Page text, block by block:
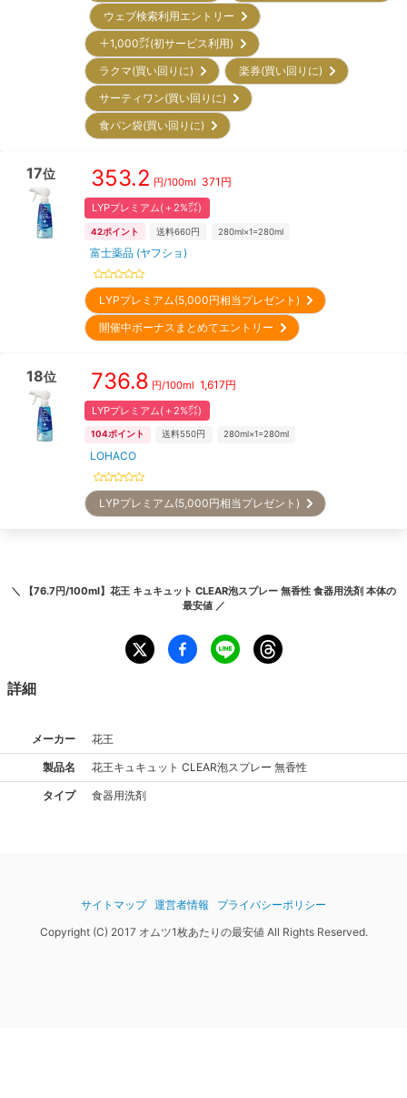
ウェブ検索利用エントリー
＋1,000㌽(初サービス利用)
ラクマ(買い回りに)
楽券(買い回りに)
サーティワン(買い回りに)
食パン袋(買い回りに)
17位 353.2 円/100ml 371 円
LYPプレミアム(＋2%㌽)
42ポイント 送料660円 280ml×1=280ml
富士薬品 (ヤフショ)
LYPプレミアム(5,000円相当プレゼント)
開催中ボーナスまとめてエントリー
18位 736.8 円/100ml 1,617円
LYPプレミアム(＋2%㌽)
104ポイント 送料550円 280ml×1=280ml
LOHACO
LYPプレミアム(5,000円相当プレゼント)
＼ 【76.7円/100ml】花王 キュキュット CLEAR泡スプレー 無香性 食器用洗剤 本体の
最安値 ／
詳細
メーカー 花王
製品名 花王キュキュット CLEAR泡スプレー 無香性
タイプ 食器用洗剤
サイトマップ 運営者情報
プライバシーポリシー
Copyright (C) 2017 オムツ1枚あたりの最安値 All Rights Reserved.